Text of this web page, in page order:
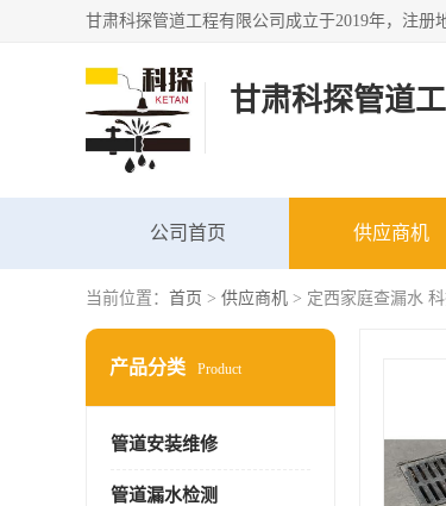
甘肃科探管道
公司首页 供应商机
当前位置： 首页 > 供应商机 > 定西家庭查漏水
产品分类 Product
管道安装维修
管道漏水检测